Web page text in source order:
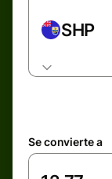
SHP
Se convierte a